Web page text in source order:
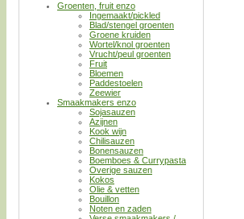
Groenten, fruit enzo
Ingemaakt/pickled
Blad/stengel groenten
Groene kruiden
Wortel/knol groenten
Vrucht/peul groenten
Fruit
Bloemen
Paddestoelen
Zeewier
Smaakmakers enzo
Sojasauzen
Azijnen
Kook wijn
Chilisauzen
Bonensauzen
Boemboes & Currypasta
Overige sauzen
Kokos
Olie & vetten
Bouillon
Noten en zaden